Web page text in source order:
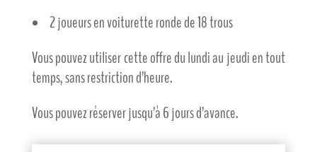
2 joueurs en voiturette ronde de 18 trous
Vous pouvez utiliser cette offre du lundi au jeudi en tout
temps, sans restriction d’heure.
Vous pouvez réserver jusqu’à 6 jours d’avance.